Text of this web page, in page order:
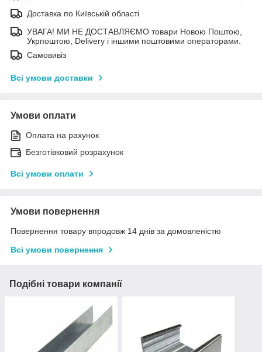
Доставка по Київській області
УВАГА! МИ НЕ ДОСТАВЛЯЄМО товари Новою Поштою,
Укрпоштою, Delivery і іншими поштовими операторами.
Самовивіз
Всі умови доставки
Умови оплати
Оплата на рахунок
Безготівковий розрахунок
Всі умови оплати
Умови повернення
Повернення товару впродовж 14 днів за домовленістю
Всі умови повернення
Подібні товари компанії